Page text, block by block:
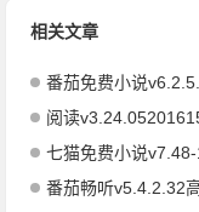
相关文章
番茄免费小说
阅读
七猫免费小说
番茄畅听v5.4.2.32